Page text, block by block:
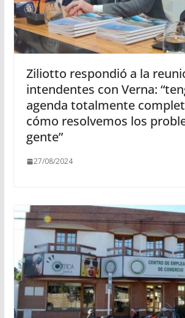
Ziliotto respondió a la
intendentes con Verna:
agenda totalmente
cómo resolvemos los
gente”
27/08/2024